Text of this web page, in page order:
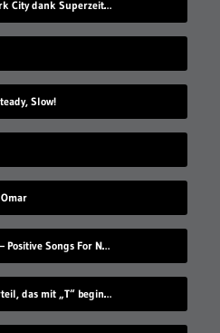
Eingefrorenes New York City dank Superzeitlupe
Slow!
Review: Frank Turner – Positive Songs For Negative People
Nennen Sie ein Körperteil, das mit „T“ beginnt